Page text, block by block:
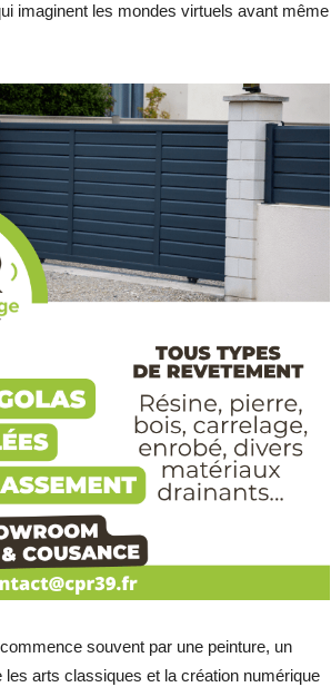
imaginent les mondes virtuels avant même
souvent par une peinture, un
arts classiques et la création numérique